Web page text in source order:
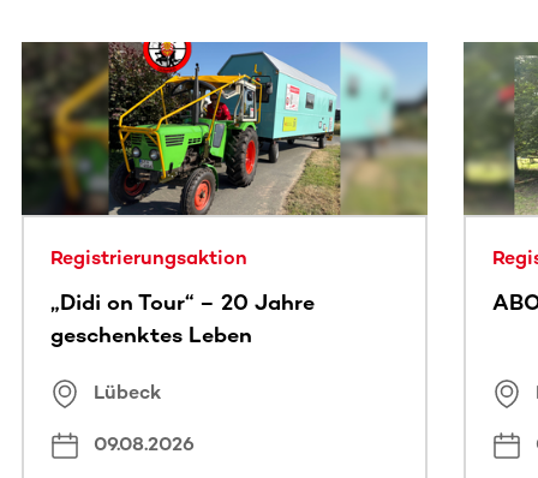
Dieser Bereich enthält horizontal scrollbare Inhalte.
Registrierungsaktion
„Didi on Tour“ – 20 Jahre
geschenktes Leben
Lübeck
09.08.2026